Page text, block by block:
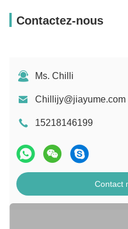
Contactez-nous
Ms. Chilli
Chillijy@jiayume.com
15218146199
Contact